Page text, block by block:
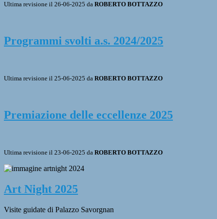
Ultima revisione il 26-06-2025 da ROBERTO BOTTAZZO
Programmi svolti a.s. 2024/2025
Ultima revisione il 25-06-2025 da ROBERTO BOTTAZZO
Premiazione delle eccellenze 2025
Ultima revisione il 23-06-2025 da ROBERTO BOTTAZZO
Art Night 2025
Visite guidate di Palazzo Savorgnan